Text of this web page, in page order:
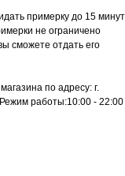
примерку до 15 минут
не ограничено
сможете отдать его
по адресу: г.
работы:10:00 - 22:00